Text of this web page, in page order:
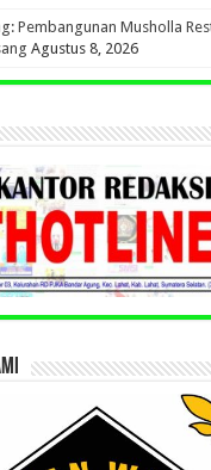
Pembangunan Musholla
Agustus 8, 2026